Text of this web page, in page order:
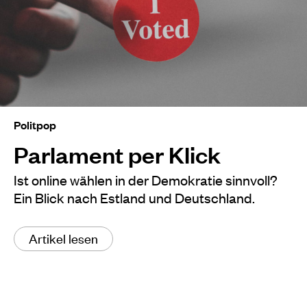
Politpop
Parlament per Klick
Ist online wählen in der Demokratie sinnvoll?
Ein Blick nach Estland und Deutschland.
Artikel lesen